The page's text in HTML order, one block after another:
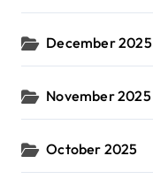
December 2025
November 2025
October 2025